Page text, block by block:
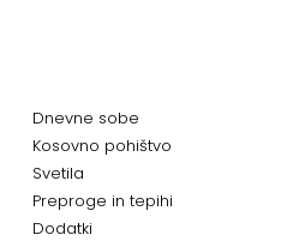
Dnevne sobe
Kosovno pohištvo
Svetila
Preproge in tepihi
Dodatki